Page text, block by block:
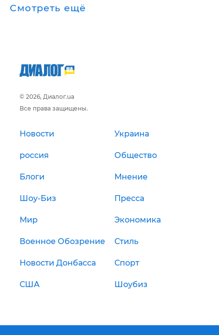
Смотреть ещё
© 2026, Диалог.ua
Все права защищены.
Новости Украина
россия Общество
Блоги Мнение
Шоу-Биз Пресса
Мир Экономика
Военное Обозрение Стиль
Новости Донбасса Спорт
США Шоубиз